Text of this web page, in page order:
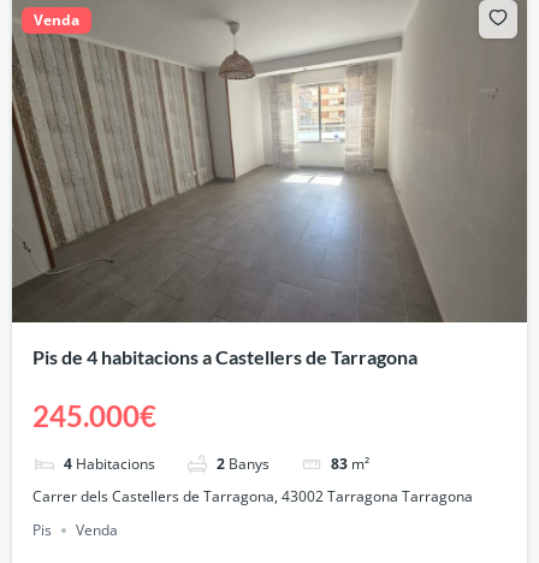
Venda
Pis de 4 habitacions a Castellers de Tarragona
245.000€
4 Habitacions 2 Banys 83 m²
Carrer dels Castellers de Tarragona, 43002 Tarragona Tarragona
Pis
Venda